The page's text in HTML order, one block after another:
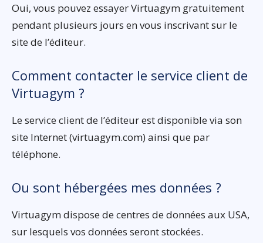
Oui, vous pouvez essayer Virtuagym gratuitement
pendant plusieurs jours en vous inscrivant sur le
site de l’éditeur.
Comment contacter le service client de
Virtuagym ?
Le service client de l’éditeur est disponible via son
site Internet (virtuagym.com) ainsi que par
téléphone.
Ou sont hébergées mes données ?
Virtuagym dispose de centres de données aux USA,
sur lesquels vos données seront stockées.